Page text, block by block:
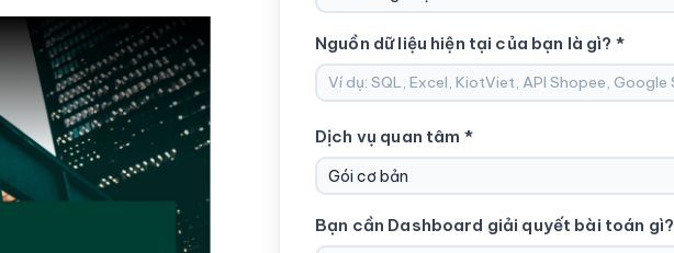
Nguồn dữ liệu hiện tại của bạn là gì? *
Dịch vụ quan tâm *
Bạn cần Dashboard giải quyết bài toán gì?